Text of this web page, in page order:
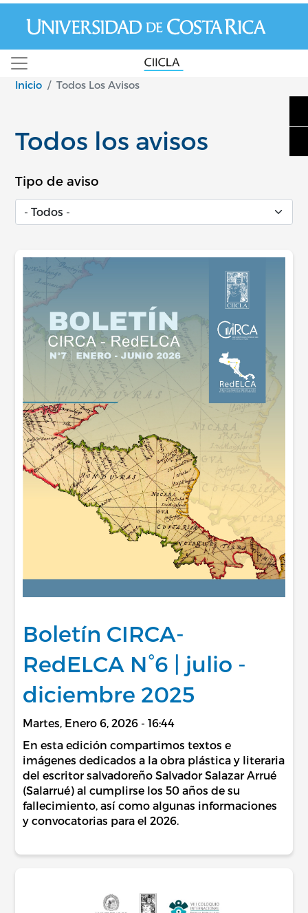
Inicio Todos Los Avisos
Todos los avisos
Tipo de aviso
Boletín CIRCA-
RedELCA N°6 | julio -
diciembre 2025
Martes, Enero 6, 2026 - 16:44
En esta edición compartimos textos e
imágenes dedicados a la obra plástica y literaria
del escritor salvadoreño Salvador Salazar Arrué
(Salarrué) al cumplirse los 50 años de su
fallecimiento, así como algunas informaciones
y convocatorias para el 2026.